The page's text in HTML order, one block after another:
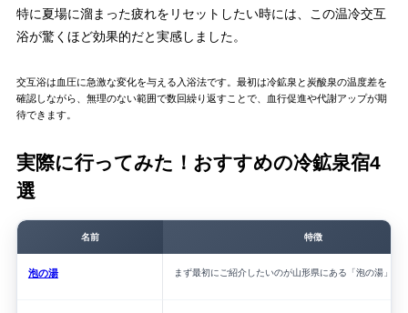
特に夏場に溜まった疲れをリセットしたい時には、この温冷交互
浴が驚くほど効果的だと実感しました。
交互浴は血圧に急激な変化を与える入浴法です。最初は冷鉱泉と炭酸泉の温度差を
確認しながら、無理のない範囲で数回繰り返すことで、血行促進や代謝アップが期
待できます。
実際に行ってみた！おすすめの冷鉱泉宿4
選
名前 特徴
泡の湯 まず最初にご紹介したいのが山形県にある「泡の湯」で